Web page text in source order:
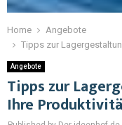
Home
Angebote
Tipps zur
Angebote
Tipps zur
Ihre